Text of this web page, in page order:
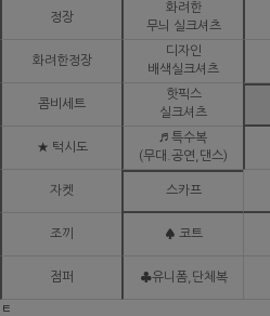
정장
화려한
무늬 실크셔츠
화려한정장
디자인
배색실크셔츠
콤비세트
핫픽스
실크셔츠
★ 턱시도
♬ 특수복
(무대.공연,댄스)
자켓 스카프
조끼 ♠ 코트
점퍼 ♣유니폼,단체복
ㅌ